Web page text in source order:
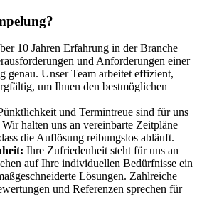
10 Jahren Erfahrung in der Branche
und Anforderungen einer
genau. Unser Team arbeitet effizient,
um Ihnen den bestmöglichen
und Termintreue sind für uns
halten uns an vereinbarte Zeitpläne
die Auflösung reibungslos abläuft.
Ihre Zufriedenheit steht für uns an
auf Ihre individuellen Bedürfnisse ein
Lösungen. Zahlreiche
und Referenzen sprechen für